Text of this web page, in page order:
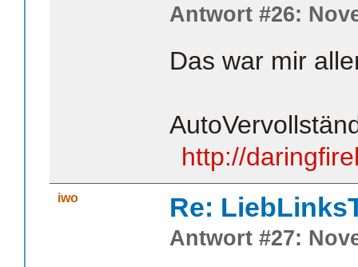
Antwort #26:
Das war mir
http://
iwo Re:
Antwort #27: